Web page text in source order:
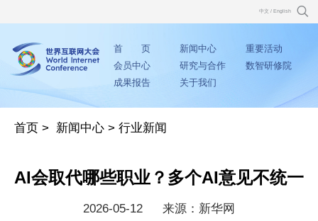
中文 / English
首 页 新闻中心
重要活动
会员中心
研究与合作
数智研修院
成果报告
关于我们
首页 > 新闻中心 >行业新闻
AI会取代哪些职业？多个AI意见不统一
2026-05-12 来源：新华网